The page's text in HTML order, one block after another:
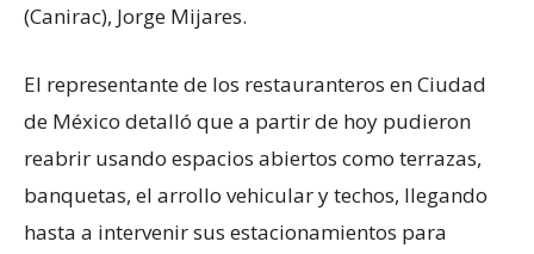
(Canirac), Jorge Mijares.
El representante de los restauranteros en Ciudad
de México detalló que a partir de hoy pudieron
reabrir usando espacios abiertos como terrazas,
banquetas, el arrollo vehicular y techos, llegando
hasta a intervenir sus estacionamientos para